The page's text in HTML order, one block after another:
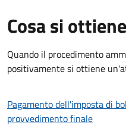
Cosa si ottiene
Quando il procedimento
positivamente si ottiene
Pagamento dell'imposta di
provvedimento finale